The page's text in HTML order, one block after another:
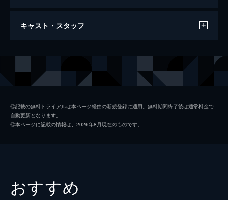
不倫純愛
キャスト・スタッフ
原作
◎記載の無料トライアルは本ページ経由の新規登録に適用。無料期間終了後は通常料金で
自動更新となります。
◎本ページに記載の情報は、2026年8月現在のものです。
おすすめ